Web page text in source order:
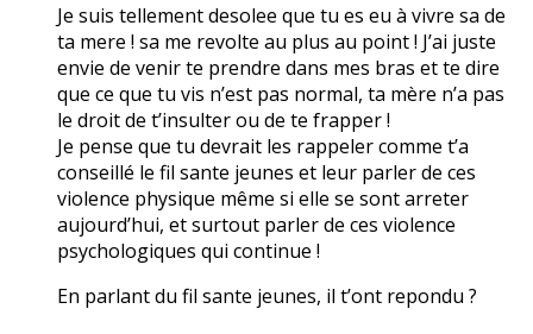
Je suis tellement desolee que tu es eu à vivre sa de
ta mere ! sa me revolte au plus au point ! J’ai juste
envie de venir te prendre dans mes bras et te dire
que ce que tu vis n’est pas normal, ta mère n’a pas
le droit de t’insulter ou de te frapper !
Je pense que tu devrait les rappeler comme t’a
conseillé le fil sante jeunes et leur parler de ces
violence physique même si elle se sont arreter
aujourd’hui, et surtout parler de ces violence
psychologiques qui continue !
En parlant du fil sante jeunes, il t’ont repondu ?